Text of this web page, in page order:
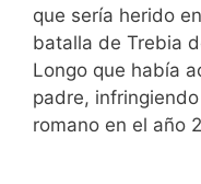
que sería herido
batalla de Trebia
Longo que había
padre,
romano en el año